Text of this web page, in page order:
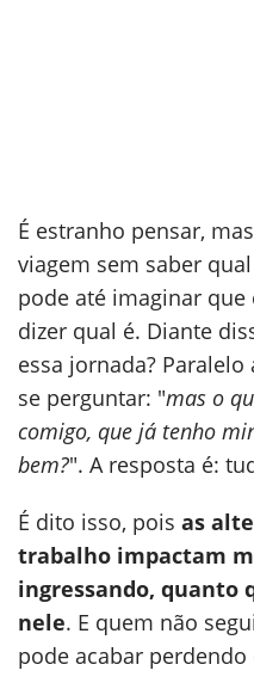
É estranho pensar,
viagem sem saber
pode até imaginar que
dizer qual é. Diante
essa jornada?
se perguntar: "mas o
comigo, que já tenho
bem?". A resposta é:
É dito isso, pois as
trabalho impactam
ingressando, quanto
nele. E quem não
pode acabar perdendo